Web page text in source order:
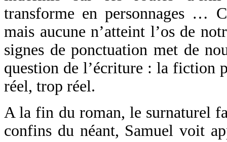
transforme en personnages …
mais aucune n’atteint l’os de
signes de ponctuation met de
question de l’écriture : la fiction
réel, trop réel.
A la fin du roman, le surnaturel
confins du néant, Samuel voit